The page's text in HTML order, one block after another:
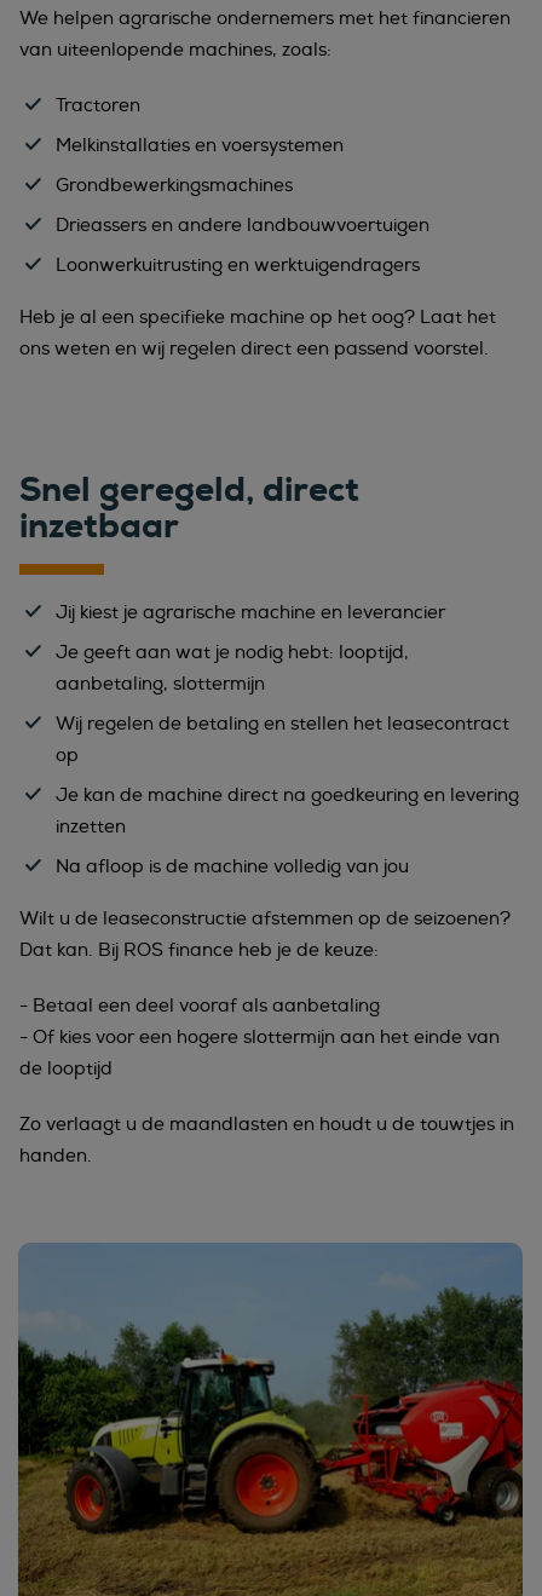
We helpen agrarische ondernemers met het financieren
van uiteenlopende machines, zoals:
Tractoren
Melkinstallaties en voersystemen
Grondbewerkingsmachines
Drieassers en andere landbouwvoertuigen
Loonwerkuitrusting en werktuigendragers
Heb je al een specifieke machine op het oog? Laat het
ons weten en wij regelen direct een passend voorstel.
Snel geregeld, direct
inzetbaar
Jij kiest je agrarische machine en leverancier
Je geeft aan wat je nodig hebt: looptijd,
aanbetaling, slottermijn
Wij regelen de betaling en stellen het leasecontract
op
Je kan de machine direct na goedkeuring en levering
inzetten
Na afloop is de machine volledig van jou
Wilt u de leaseconstructie afstemmen op de seizoenen?
Dat kan. Bij ROS finance heb je de keuze:
- Betaal een deel vooraf als aanbetaling
- Of kies voor een hogere slottermijn aan het einde van
de looptijd
Zo verlaagt u de maandlasten en houdt u de touwtjes in
handen.